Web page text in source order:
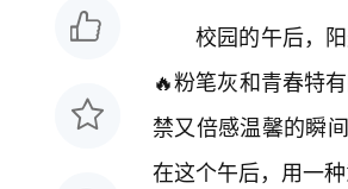
校园的午后，
🔥粉笔灰和青春特
禁又倍感温馨的瞬
在这个午后，用一